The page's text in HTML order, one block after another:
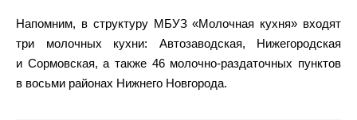
Напомним, в структуру МБУЗ «Молочная кухня» входят
три молочных кухни: Автозаводская, Нижегородская
и Сормовская, а также 46 молочно-раздаточных пунктов
в восьми районах Нижнего Новгорода.